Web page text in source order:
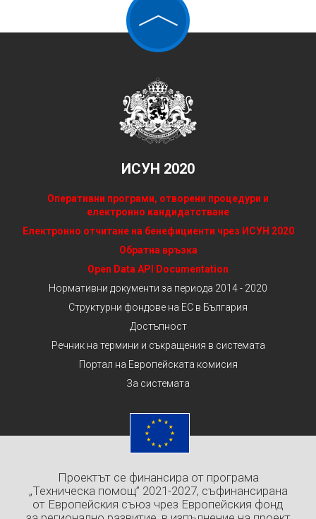
ИСУН 2020
Оперативни програми, отворени процедури и
електронно кандидатстване
Електронно отчитане на бенефициенти чрез ИСУН 2020
Обратна връзка
Open Data API Documentation
Нормативни документи за периода 2014 - 2020
Структурни фондове на ЕС в България
Достъпност
Речник на термини и съкращения в системата
Портал на Европейската комисия
За системата
Проектът се финансира от програма
„Техническа помощ” 2021-2027, съфинансирана
от Европейския съюз чрез Европейския фонд